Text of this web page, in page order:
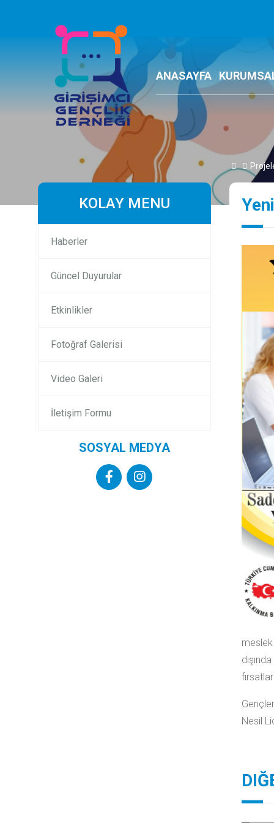
ANASAYFA
KOLAY MENU
Haberler
Güncel Duyurular
Etkinlikler
Fotoğraf Galerisi
Video Galeri
İletişim Formu
SOSYAL MEDYA
Nesil